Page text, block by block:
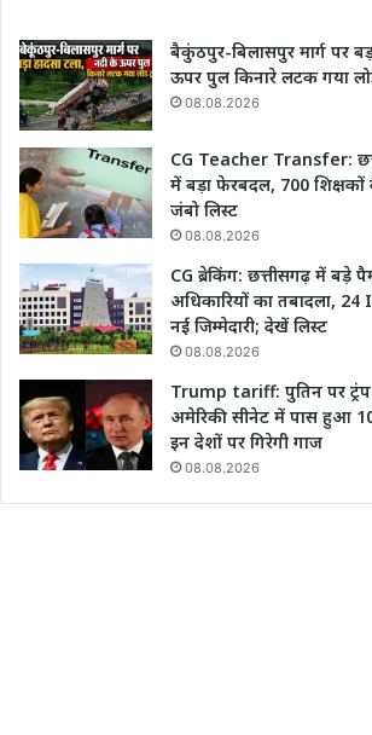
बैकुंठपुर-बिलासपुर मार्ग पर
ऊपर पुल किनारे लटक गया
08.08.2026
CG Teacher Transfer:
में बड़ा फेरबदल, 700 शिक्षकों
जंबो लिस्ट
08.08.2026
CG ब्रेकिंग: छत्तीसगढ़ में बड़े
अधिकारियों का तबादला, 24
नई जिम्मेदारी; देखें लिस्ट
08.08.2026
Trump tariff: पुतिन पर
अमेरिकी सीनेट में पास हुआ
इन देशों पर गिरेगी गाज
08.08.2026